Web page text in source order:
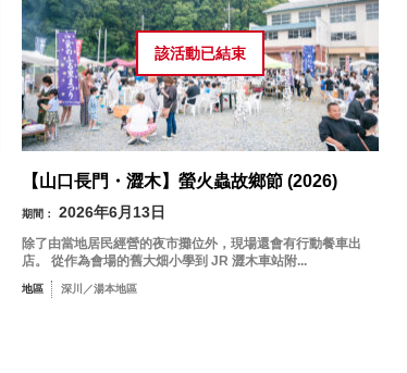
該活動已結束
【山口長門・澀木】螢火蟲故鄉節 (2026)
期間： 2026年6月13日
除了由當地居民經營的夜市攤位外，現場還會有行動餐車出
店。 從作為會場的舊大畑小學到 JR 澀木車站附...
地區 深川／湯本地區